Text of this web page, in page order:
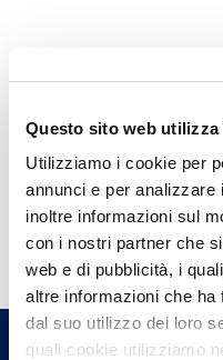
Questo sito web utilizza
Utilizziamo i cookie per
annunci e per
inoltre informazioni sul
con i nostri partner che
web e di pubblicità, i
altre informazioni che ha
dal suo utilizzo dei loro
quali cookie utilizziamo
Hai
Trova l'Agenzia
un nostro Agente.